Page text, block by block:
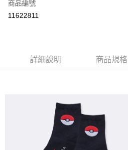
Apple Pay
ATM付款
每筆NT$80，滿NT$899(含以上)免運費
付款後全家取貨
每筆NT$80，滿NT$859(含以上)免運費
商品編號
11622811
詳細說明 商品規格